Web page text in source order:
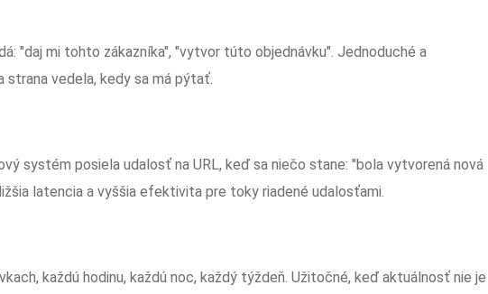
"daj mi tohto zákazníka", "vytvor túto objednávku". Jednoduché a
strana vedela, kedy sa má pýtať.
systém posiela udalosť na URL, keď sa niečo stane: "bola vytvorená nová
latencia a vyššia efektivita pre toky riadené udalosťami.
každú hodinu, každú noc, každý týždeň. Užitočné, keď aktuálnosť nie je